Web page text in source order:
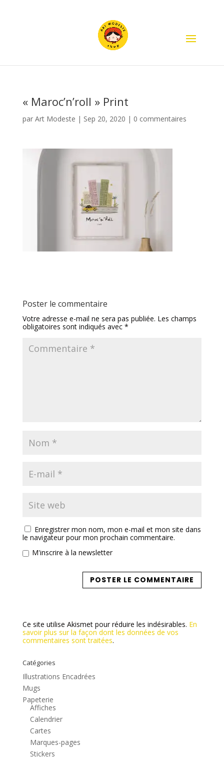
« Maroc’n’roll » Print
par Art Modeste | Sep 20, 2020 | 0 commentaires
Poster le commentaire
Votre adresse e-mail ne sera pas publiée. Les champs
obligatoires sont indiqués avec *
Enregistrer mon nom, mon e-mail et mon site dans
le navigateur pour mon prochain commentaire.
M'inscrire à la newsletter
Ce site utilise Akismet pour réduire les indésirables. En
savoir plus sur la façon dont les données de vos
commentaires sont traitées.
Catégories
Illustrations Encadrées
Mugs
Papeterie
Affiches
Calendrier
Cartes
Marques-pages
Stickers